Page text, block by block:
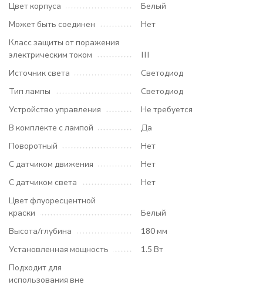
Цвет корпуса
Белый
Может быть соединен
Нет
Класс защиты от поражения
электрическим током
III
Источник света
Светодиод
Тип лампы
Светодиод
Устройство управления
Не требуется
В комплекте с лампой
Да
Поворотный
Нет
С датчиком движения
Нет
С датчиком света
Нет
Цвет флуоресцентной
краски
Белый
Высота/глубина
180 мм
Установленная мощность
1.5 Вт
Подходит для
использования вне